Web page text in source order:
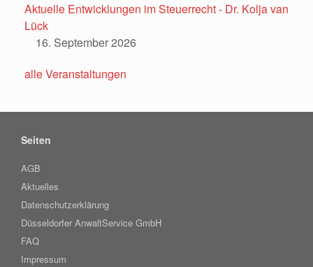
Aktuelle Entwicklungen im Steuerrecht - Dr. Kolja van
Lück
16. September 2026
alle Veranstaltungen
Seiten
AGB
Aktuelles
Datenschutzerklärung
Düsseldorfer AnwaltService GmbH
FAQ
Impressum